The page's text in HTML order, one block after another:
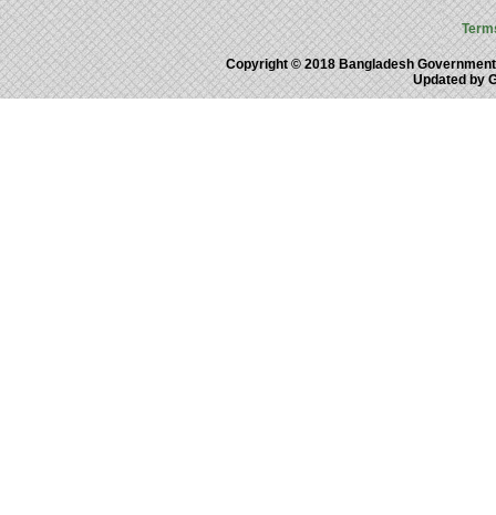
Copyright © 2018 Bangladesh
Updated by